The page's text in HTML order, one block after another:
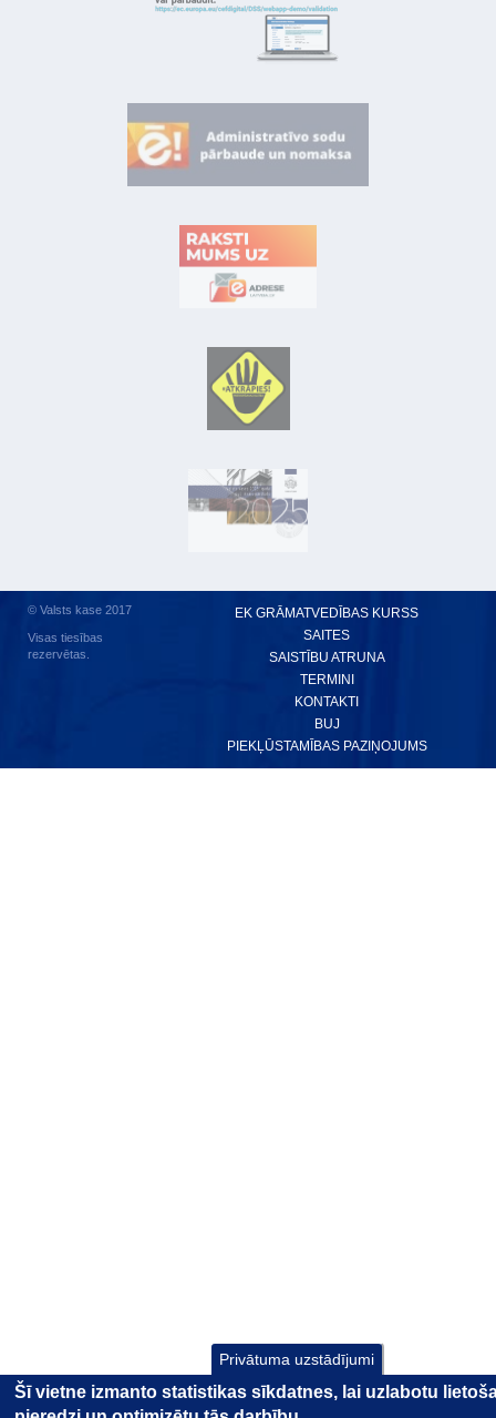
© Valsts kase 2017
Visas tiesības
rezervētas.
EK GRĀMATVEDĪBAS KURSS
SAITES
SAISTĪBU ATRUNA
TERMINI
KONTAKTI
BUJ
PIEKĻŪSTAMĪBAS PAZIŅOJUMS
Privātuma uzstādījumi
Šī vietne izmanto statistikas sīkdatnes, lai uzlabotu